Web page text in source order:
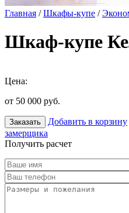
Главная /Шкафы-купе /
Шкаф-купе
Цена:
от 50 000 руб.
Заказать Добавить в корзину
замерщика
Получить расчет